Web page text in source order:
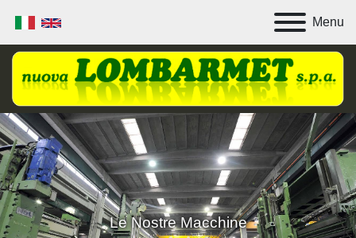
Menu
Le Nostre Macchine